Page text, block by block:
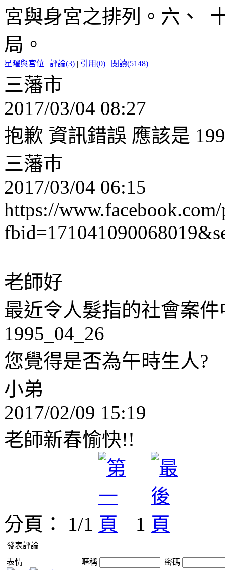
宮與身宮之排列。六、
局。
星曜與宮位 | 評論(3) | 引用(0) | 閱讀(5148)
三藩市
2017/03/04 08:27
抱歉 資訊錯誤 應該是
三藩巿
2017/03/04 06:15
https://
老師好
最近令人髮指的社會案
1995_04_26
您覺得是否為午時生人?
小弟
2017/02/09 15:19
老師新春愉快!!
分頁： 1/1 1
發表評論
表情
暱稱
密碼